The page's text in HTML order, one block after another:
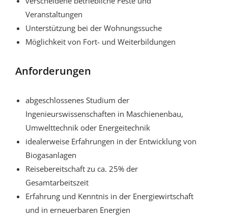
Veranstaltungen
Unterstützung bei der Wohnungssuche
Möglichkeit von Fort- und Weiterbildungen
Anforderungen
abgeschlossenes Studium der
Ingenieurswissenschaften in Maschienenbau,
Umwelttechnik oder Energeitechnik
idealerweise Erfahrungen in der Entwicklung von
Biogasanlagen
Reisebereitschaft zu ca. 25% der
Gesamtarbeitszeit
Erfahrung und Kenntnis in der Energiewirtschaft
und in erneuerbaren Energien